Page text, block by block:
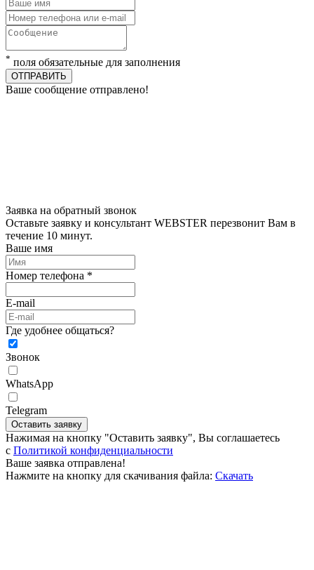
* поля обязательные для заполнения
ОТПРАВИТЬ
Ваше сообщение отправлено!
Заявка на обратный звонок
Оставьте заявку и консультант WEBSTER перезвонит Вам в
течение 10 минут.
Ваше имя
Номер телефона *
E-mail
Где удобнее общаться?
Звонок
WhatsApp
Telegram
Оставить заявку
Нажимая на кнопку "Оставить заявку", Вы соглашаетесь
c Политикой конфиденциальности
Ваше заявка отправлена!
Нажмите на кнопку для скачивания файла: Скачать